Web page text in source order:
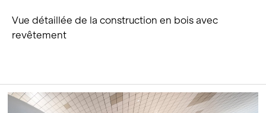
Vue détaillée de la construction en bois avec
revêtement